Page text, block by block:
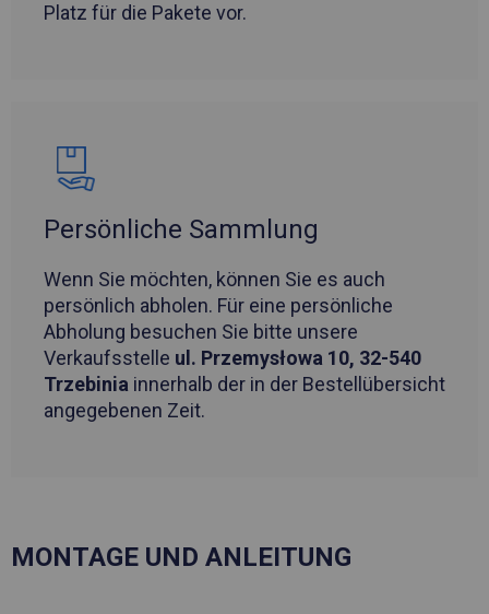
Platz für die Pakete vor.
Persönliche Sammlung
Wenn Sie möchten, können Sie es auch
persönlich abholen. Für eine persönliche
Abholung besuchen Sie bitte unsere
Verkaufsstelle ul. Przemysłowa 10, 32-540
Trzebinia innerhalb der in der Bestellübersicht
angegebenen Zeit.
MONTAGE UND ANLEITUNG